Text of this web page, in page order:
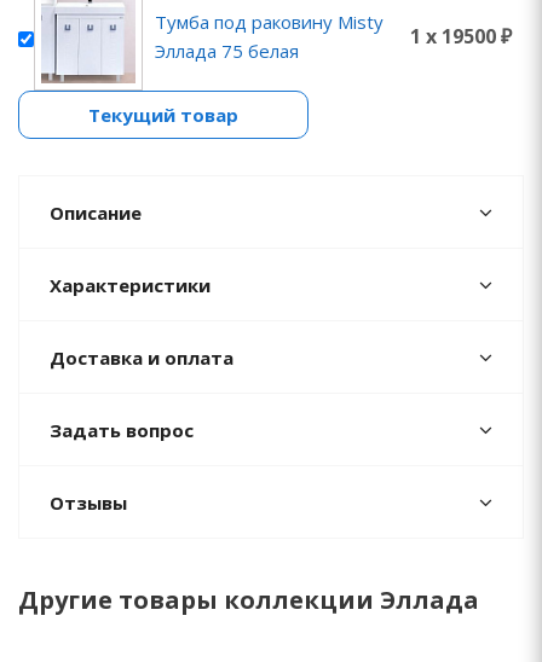
Тумба под раковину Misty
Эллада 75 белая
1 x 19500 ₽
Текущий товар
Описание
Характеристики
Доставка и оплата
Задать вопрос
Отзывы
Другие товары коллекции Эллада